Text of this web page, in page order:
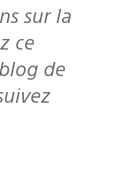
ce
de